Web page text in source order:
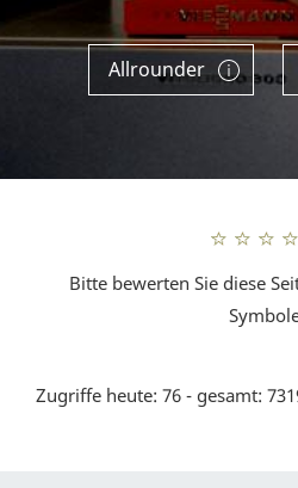
Allrounder
Bitte bewerten Sie diese
Zugriffe heute: 76 - gesamt: